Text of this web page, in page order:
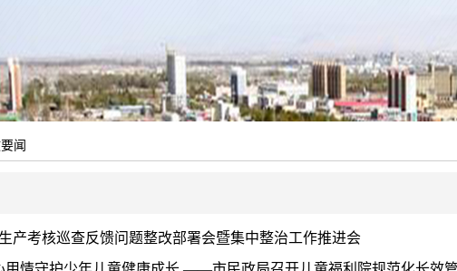
闻
产考核巡查反馈问题整改部署会暨集中整治工作推进会